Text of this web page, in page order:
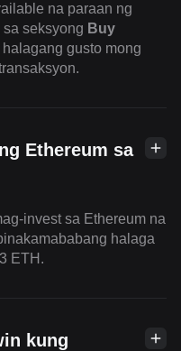
na paraan ng
seksyong Buy
gusto mong
Ethereum sa
invest sa Ethereum na
halaga
ETH.
kung